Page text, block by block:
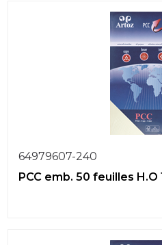
64979607-240
PCC emb. 50 feuilles H.O